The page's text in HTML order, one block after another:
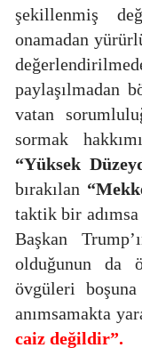
şekillenmiş
onamadan
paylaşılmadan
vatan
sormak
“Yüksek
bırakılan
taktik bir
Başkan
olduğunun da
övgüleri
anımsamakta
caiz değildir”.